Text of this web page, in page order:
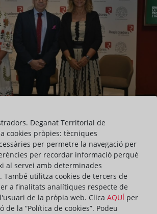
de Catalunya va celebrar ahir al
la setena i última sessió del cicle de
2025. Aquesta edició, que portava per
reptes i solucions”, tenia com a
diferents grups polítics que integren el
exposessin les seves propostes en matèria
Deganat Territorial de
cookies pròpies: tècniques
per permetre la navegació per
per recordar informació perquè
al servei amb determinades
També utilitza cookies de tercers de
a finalitats analítiques respecte de
de la pròpia web. Clica AQUÍ per
de la “Política de cookies”. Podeu